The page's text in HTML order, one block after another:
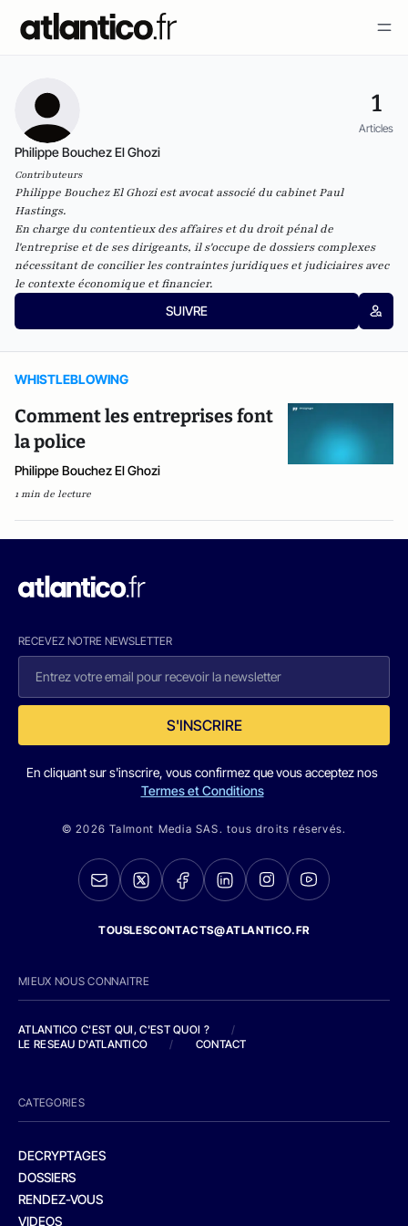
1
Articles
Philippe Bouchez El Ghozi
Contributeurs
Philippe Bouchez El Ghozi est avocat associé du cabinet Paul
Hastings.
En charge du contentieux des affaires et du droit pénal de
l'entreprise et de ses dirigeants, il s'occupe de dossiers complexes
nécessitant de concilier les contraintes juridiques et judiciaires avec
le contexte économique et financier.
SUIVRE
WHISTLEBLOWING
Comment les entreprises font
la police
Philippe Bouchez El Ghozi
1 min de lecture
RECEVEZ NOTRE NEWSLETTER
S'INSCRIRE
En cliquant sur s'inscrire, vous confirmez que vous acceptez nos
Termes et Conditions
© 2026 Talmont Media SAS. tous droits réservés.
TOUSLESCONTACTS@ATLANTICO.FR
MIEUX NOUS CONNAITRE
ATLANTICO C'EST QUI, C'EST QUOI ?
/
LE RESEAU D'ATLANTICO
/ CONTACT
CATEGORIES
DECRYPTAGES
DOSSIERS
RENDEZ-VOUS
VIDEOS